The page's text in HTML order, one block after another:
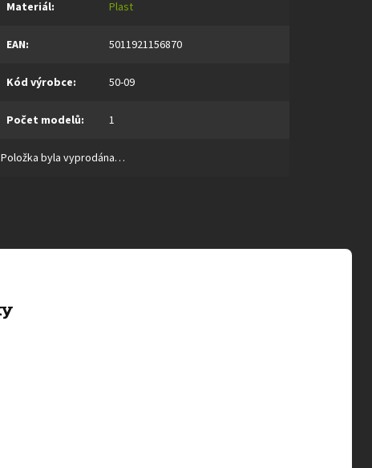
Materiál: Plast
EAN: 5011921156870
Kód výrobce: 50-09
Počet modelů: 1
Položka byla vyprodána…